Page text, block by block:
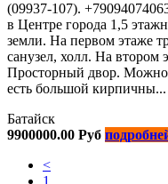
(09937-107).
в Центре города 1,5
земли. На первом этаже
санузел, холл. На втором
Просторный двор. Можно
есть большой кирпичны...
Батайск
9900000.00 Руб
<
1